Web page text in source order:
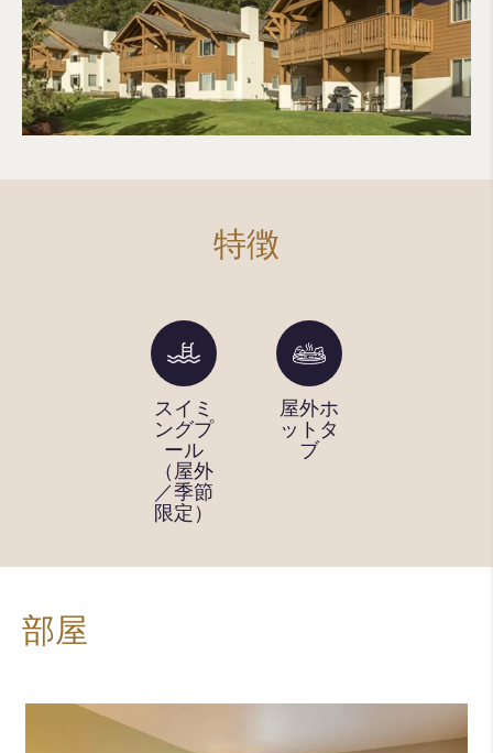
特徴
スイミ
ングプ
ール
（屋外
／季節
限定）
屋外ホ
ットタ
ブ
部屋